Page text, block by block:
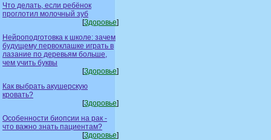
Что делать, если ребёнок
проглотил молочный зуб
[Здоровье]
Нейроподготовка к школе: зачем
будущему первоклашке играть в
лазание по деревьям больше,
чем учить буквы
[Здоровье]
Как выбрать акушерскую
кровать?
[Здоровье]
Особенности биопсии на рак -
что важно знать пациентам?
[Здоровье]